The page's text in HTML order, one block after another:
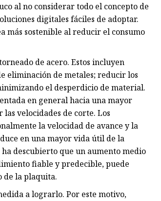
al no considerar todo el concepto de
digitales fáciles de adoptar.
más sostenible al reducir el consumo
de acero. Estos incluyen
eliminación de metales; reducir los
el desperdicio de material.
en general hacia una mayor
velocidades de corte. Los
la velocidad de avance y la
en una mayor vida útil de la
descubierto que un aumento medio
fiable y predecible, puede
de la plaquita.
a lograrlo. Por este motivo,